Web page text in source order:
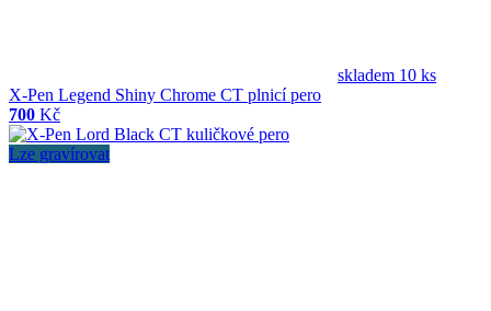
skladem 10 ks
X-Pen Legend Shiny Chrome CT plnicí pero
700 Kč
Lze gravírovat